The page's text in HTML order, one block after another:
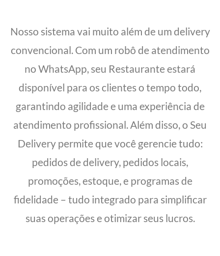
Nosso sistema vai muito além de um delivery
convencional. Com um robô de atendimento
no WhatsApp, seu Restaurante estará
disponível para os clientes o tempo todo,
garantindo agilidade e uma experiência de
atendimento profissional. Além disso, o Seu
Delivery permite que você gerencie tudo:
pedidos de delivery, pedidos locais,
promoções, estoque, e programas de
fidelidade – tudo integrado para simplificar
suas operações e otimizar seus lucros.